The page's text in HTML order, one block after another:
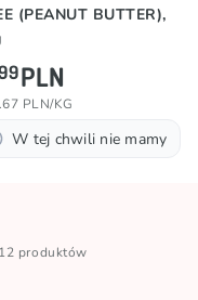
(PEANUT BUTTER),
PLN
PLN/KG
W tej chwili nie mamy
produktów